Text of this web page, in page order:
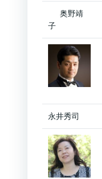
奥野靖
子
永井秀司